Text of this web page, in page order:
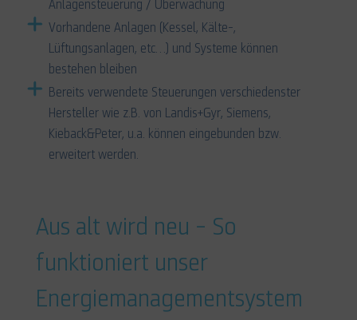
Anlagensteuerung / Überwachung
Vorhandene Anlagen (Kessel, Kälte-,
Lüftungsanlagen, etc…) und Systeme können
bestehen bleiben
Bereits verwendete Steuerungen verschiedenster
Hersteller wie z.B. von Landis+Gyr, Siemens,
Kieback&Peter, u.a. können eingebunden bzw.
erweitert werden.
Aus alt wird neu – So
funktioniert unser
Energiemanagementsystem